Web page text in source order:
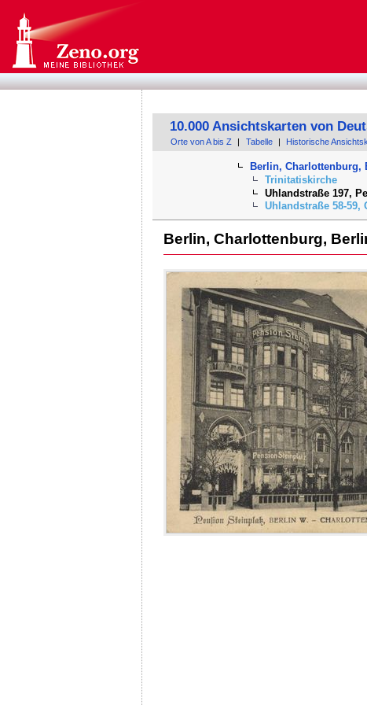
10.000 Ansichtskarten von
Orte von A bis Z Tabelle Historische
Berlin, Charlottenburg,
Trinitatiskirche
Uhlandstraße 197,
Uhlandstraße 58-59,
Berlin, Charlottenburg,